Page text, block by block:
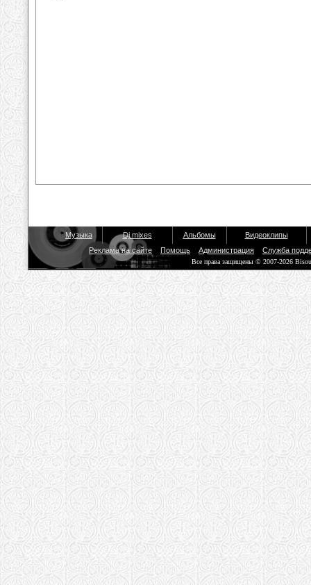
Музыка Dj mixes Альбомы
Видеоклипы
Реклама на сайте
Помощь Администрация Служба
Все права защищены © 2007-2026